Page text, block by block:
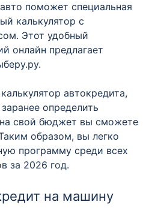
поможет специальная
калькулятор с
Этот удобный
онлайн предлагает
автокредита,
определить
свой бюджет вы сможете
образом, вы легко
программу среди всех
за 2026 год.
на машину